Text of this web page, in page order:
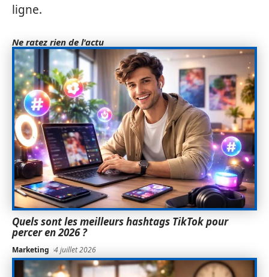
ligne.
Ne ratez rien de l'actu
Quels sont les meilleurs hashtags TikTok pour
percer en 2026 ?
Marketing 4 juillet 2026